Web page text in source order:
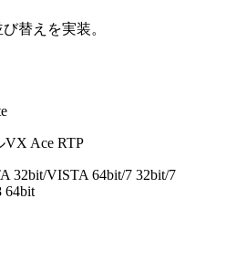
替えを実装。
VX Ace RTP
32bit/VISTA 64bit/7 32bit/7
64bit